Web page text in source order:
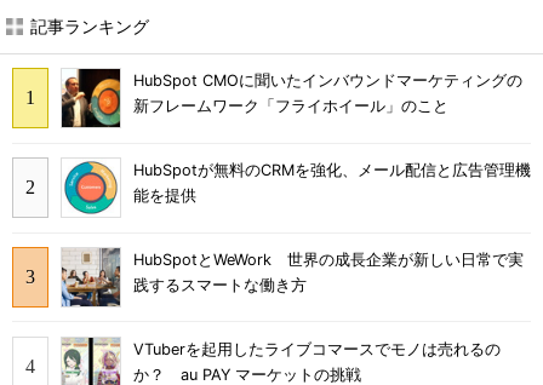
記事ランキング
HubSpot CMOに聞いたインバウンドマーケティングの
新フレームワーク「フライホイール」のこと
HubSpotが無料のCRMを強化、メール配信と広告管理機
能を提供
HubSpotとWeWork 世界の成長企業が新しい日常で実
践するスマートな働き方
VTuberを起用したライブコマースでモノは売れるの
か？ au PAY マーケットの挑戦